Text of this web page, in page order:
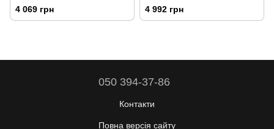
4 069 грн 4 992 грн
050 394-37-86
Контакти
Повна версія сайту